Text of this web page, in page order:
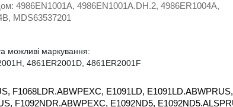
4986EN1001A, 4986EN1001A.DH.2, 4986ER1004A,
MDS63537201
можливі маркування:
4861ER2001D, 4861ER2001F
F1092MD1.ABWPEBY, F1092MDR1.ABWPEBY, F1092MD1.ABWPRUS, F1092MDR1.ABWPRUS, F1092MD5, F1092MD5.ALSPCIS, F1092MDR5.ALSPCIS, F1092ND, F1092ND.ABWPCIS, F1092NDR.ABWPCIS, F1092ND.ABWPRUS, F1092NDR.ABWPRUS, F1092ND1, F1092ND5, F1092ND5.ALSPRUS, F1092NDR5.ALSPRUS, F1092QD, F1092QDP, F1092QDP5, F1092QDW5, F1092TD, F1092TDW1, F1094ND, F1094ND5, F1096ND, F1096ND.ABWPCIS, F1096NDR.ABWPCIS, F1096ND.ABWPRUS, F1096NDR.ABWPRUS, F1096ND3, F1096ND3.ABWPCIS, F1096NDR3.ABWPCIS, F1096ND3.ABWPRUS, F1096NDR3.ABWPRUS, F1096ND4, F1096ND5, F1096ND5.ALSPCIS, F1096NDR5.ALSPCIS, F1096NDA, F1096NDA3, F1096NDW3, F1096QD, F1096QD3, F1096QDW3, F1096SD3, F1096SD3.ABWPCIS, F1096SDR3.ABWPCIS, F1096TD, F1096TD3, F10A5QD, F10A8ND, F10A8NDA, F10A8TDA, F10B8LD0, F10B8MD, F10B8MD1, F10B8MD5, F10B8ND, F10B8ND0, F10B8ND1, F10B8ND5, F10B8NDA, F10B8NDA0, F10B8NDA7, F10B8NDP, F10B8NDPA, F10B8NDW, F10B8NDW1, F10B8NDW5, F10B8QD, F10B8QD0, F10B8QD5, F10B8QDA7, F10B8QDW, F10B8QDW5, F10B8SD0, F10B8TD1, F10B8TDW, F10B9LD, F10B9LD1, F10B9LDW, F10B9QD, F10B9QDA, F10B9QDP, F10B9QDW, F10B9SD, F10B9SD.ABWPCIS, F10B9SDR.ABWPCIS, F10C3LD, F10C3LD1, F10C3LDP, F10C3QD, F10U2QDN0, F10U2QDN1, F12030CDP, F1203CD, F1203CDP, F1203ND, F1203ND5, F1203NDP, F1203NDP5, F1206ND, F1207TDPB, F1211NDP, F1211NDR.ABWPBAL, F1211NDR.ABWPBWT, F1211NDR5.AMSPBWT, F1211TDP, F1211TDR.ABWPBWT, F1212NDR.ABWPBWT, F1212NDR.ABWPEBY, F1212TDP, F1220ND.ABWPBWT, F1220ND.ABWPCIS, F1220NDR.ABWPCIS, F1220ND.ABWPEAK, F1220ND.ABWPEUA, F1220NDR.ABWPEUA, F1220ND5.ALSPBWT, F1220ND5.ALSPCIS, F1220NDR5.ALSPCIS, F1220ND5.ALSPEUA, F1220NDR5.ALSPEUA, F1220ND5.AMSPBWT, F1220NDP, F1220NDP5, F1220NDR.ABWPBAL, F1220NDR.ABWPBWT, F1220NDR.ABWPEBY, F1220NDR.ABWPRUS, F1220NDR5.ALSPRUS, F1220NDR5.AMSPBAL, F1220NDR5.AMSPBWT, F1220NDR5.AMSPEBY, F1220TD.ABWPBWT, F1220TD.ABWPCIS, F1220TDR.ABWPCIS, F1220TD.ABWPEUA, F1220TDR.ABWPEUA, F1220TD5.ALSPBWT, F1220TD5.ALSPCIS, F1220TDR5.ALSPCIS, F1220TD5.ALSPEUA, F1220TDR5.ALSPEUA, F1220TD5.AMSPBWT, F1220TDR.ABWPBWT, F1220TDR.ABWPRUS, F1221ND.ABWPBWT, F1221ND.ABWPEAK, F1221ND.ABWPEUA, F1221NDR.ABWPEUA, F1221NDR.ABWPBAL, F1221NDR.ABWPBWT, F1221NDR.ABWPEBY, F1221NDR5.AMSPBWT, F1221SDP, F1221SDR.ABWPBWT, F1221TD.ABWPBWT, F1221TD.ABWPEAK, F1222ND, F1222ND.ABWPBWT, F1222ND.ABWPCIS, F1222NDR.ABWPCIS, F1222ND.ABWPEAK, F1222ND.ABWPEUA, F1222NDR.ABWPEUA, F1222ND5.ALSPCIS, F1222NDR5.ALSPCIS, F1222ND5.ALSPEUA, F1222NDR5.ALSPEUA, F1222ND5.ALSPRUS, F1222NDR5.ALSPRUS, F1222NDC, F1222NDP, F1222NDR.ABWPBAL, F1222NDR.ABWPBWT, F1222NDR.ABWPEBY, F1222NDR5.ALSPEBY, F1222NDR5.AMSPBAL, F1222NDR5.AMSPBWT, F1222SD, F1222SD.ABWPCIS, F1222SDR.ABWPCIS, F1222SD.ABWPEUA, F1222SDR.ABWPEUA, F1222SDP, F1222SDR, F1222SDR.ABWPBWT, F1222SDR.ABWPEBY, F1222SDR.ABWPRUS, F1222TD.ABWPBWT, F1222TD.ABWPCIS, F1222TDR.ABWPCIS, F1222TD.ABWPCOM, F1222TD.ABWPEAK, F1222TD.ABWPEUA, F1222TDR.ABWPEUA, F1222TDR.ABWPBAL, F1222TDR5.ALSPRUS, F1222TDR5.AMSPBWT, F1223ND.ABWPBWT, F1223ND.ABWPEAK, F1223ND.ABWPEUA, F1223NDR.ABWPEUA, F1223NDR.ABWPBAL, F1223NDR.ABWPBWT, F1223NDR.ABWPEBY, F1223NDR5.AMSPBWT, F1225TP, F1229NDR.ABWPRUS, F1222NDR.ABWPRUS, F12370ND, F1239SD.ABWPCIS, F1239SDR.ABWPCIS, F1239SD.ABWPRUS, F1239SDR.ABWPRUS, F1247ND, F1247ND5, F1247NDPSPL, F1248ND, F1248QD, F1248QDP, F1248QDP1, F1248TD, F1256LD, F1256LD.ABWPBAL, F1256LDR.ABWPBAL, F1256LD1.ABWPEUA, F1256LDR1.ABWPEUA, F1256MD.ABWPCIS, F1256MDR.ABWPCIS, F1256MD.ABWPEBY, F1256MDR.ABWPEBY, F1256MD.ABWPEUA, F1256MDR.ABWPEUA, F1256MD.ABWPRUS, F1256MDR.ABWPRUS, F1256MD1, F1256MD1.ABWPCIS, F1256MDR1.ABWPCIS, F1256MD1.ABWPEUA, F1256MDR1.ABWPEUA, F1256MDP, F1256ND, F1256ND.ABWPCIS, F1256NDR.ABWPCIS, F1256ND.ABWPEBY, F1256NDR.ABWPEBY, F1256ND.ABWPRUS, F1256NDR.ABWPRUS, F1256ND1, F1256ND1.ABWPEUA, F1256NDR1.ABWPEUA, F1256ND1.ABWPRUS, F1256NDR1.ABWPRUS, F1256NDP, F1256NDP1, F1256QD, F1256QD.ABWPBAL, F1256QDR.ABWPBAL, F1256QD.ABWPCOM, F1256QD1, F1256QD5, F1256TD1, F1257LD.ABWPEUA, F1257LDR.ABWPEUA, F1257ND.ABWPCIS, F1257NDR.ABWPCIS, F1257ND.ABWPEBY, F1257NDR.ABWPEBY, F1257ND.ABWPEUA, F1257NDR.ABWPEUA, F1257ND.ABWPRUS, F1257NDR.ABWPRUS, F1258ND.ABWPRUS, F1256NDR.ABWPEXC, F1259ND.ABWPRUS, F1257NDR.ABWPEXC, F1268LD, F1268LD.ABWPCIS, F1268LDR.ABWPCIS, F1268LD.ABWPEBY, F1268LDR.ABWPEBY, F1268LD1, F1268LD1.ABWPCIS, F1268LDR1.ABWPCIS, F1268QD, F12700WH, F12721WH, F12725SL, F1273ND, F1273ND.ABWPRUS, F1273NDR.ABWPRUS, F1273ND5, F1273NDP, F1273QD, F1273QD3, F1273QD7, F1273QDP, F1273TD, F1273TD3, F1273TD5, F1273TD7, F1273TDP, F1280ND, F1280ND5, F1280NDS, F1280NDS5, F1280QDS, F1280TDS, F1281ND, F1281ND5, F1281TD, F1281TD5, F1281TDP, F1281TDP5, F1288QD, F1289ND, F1289ND.ABWPCIS, F1289NDR.ABWPCIS, F1289ND.ABWPEBY, F1289NDR.ABWPEBY, F1289ND.ABWPRUS, F1289NDR.ABWPRUS, F1289ND5, F1289ND5.ALSPCIS, F1289NDR5.ALSPCIS, F1289ND5.ALSPEBY, F1289NDR5.ALSPEBY, F1289ND5.ALSPRUS, F1289NDR5.ALSPRUS, F1289QD, F1289QDP, F1289TD, F1289TD1, F1289TD5, F1290QDW, F1291LD, F1291LD1, F1291LD1.ABWPCIS, F1291LDR1.ABWPCIS, F1291QD, F1291QDW, F1292LD, F1292LD.ABWPCIS, F1292LDR.ABWPCIS, F1292MD, F1292MD.ABWPCIS, F1292MDR.ABWPCIS, F1292MD.ABWPEBY, F1292MDR.ABWPEBY, F1292MD.ABWPRUS, F1292MDR.ABWPRUS, F1292MD1, F1292MD1.ABWPCIS, F